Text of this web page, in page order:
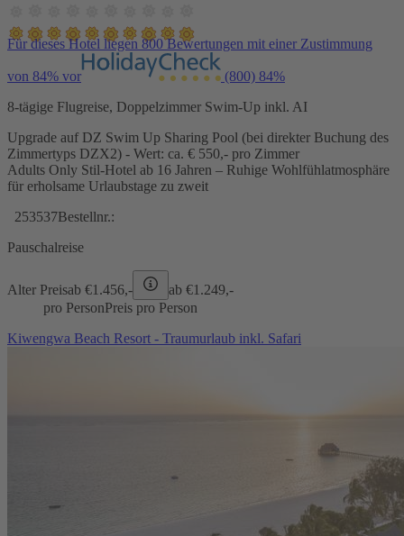
Für dieses Hotel liegen 800 Bewertungen mit einer Zustimmung
von 84% vor (800) 84%
8-tägige Flugreise, Doppelzimmer Swim-Up inkl. AI
Upgrade auf DZ Swim Up Sharing Pool (bei direkter Buchung des
Zimmertyps DZX2) - Wert: ca. € 550,- pro Zimmer
Adults Only Stil-Hotel ab 16 Jahren – Ruhige Wohlfühlatmosphäre
für erholsame Urlaubstage zu zweit
253537Bestellnr.:
Pauschalreise
Alter Preisab €1.456,- ab €1.249,-
pro PersonPreis pro Person
Kiwengwa Beach Resort - Traumurlaub inkl. Safari